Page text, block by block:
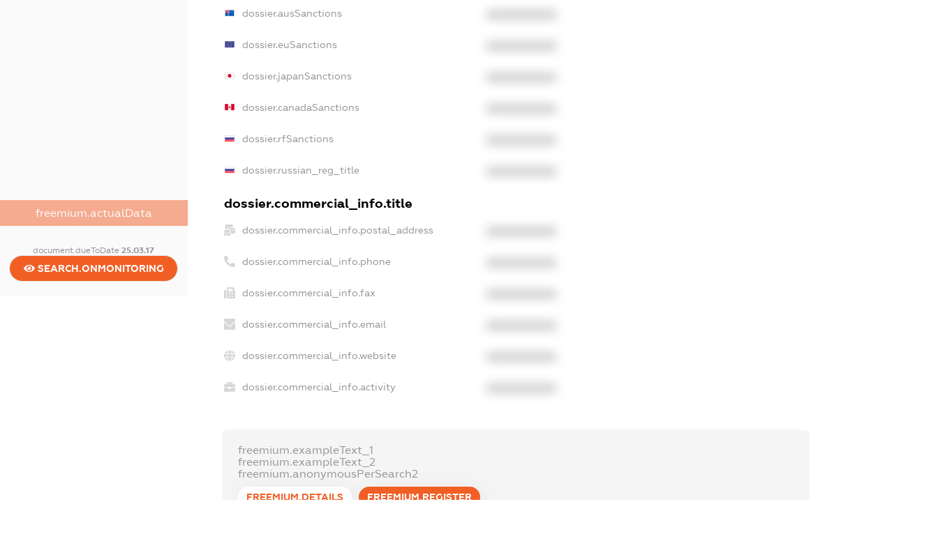
freemium.actualData
document.dueToDate25.03.17
SEARCH.ONMONITORING
dossier.ausSanctions
dossier.euSanctions
dossier.japanSanctions
dossier.canadaSanctions
dossier.rfSanctions
dossier.russian_reg_title
dossier.commercial_info.title
dossier.commercial_info.postal_address
dossier.commercial_info.phone
dossier.commercial_info.fax
dossier.commercial_info.email
dossier.commercial_info.website
dossier.commercial_info.activity
freemium.exampleText_1
freemium.exampleText_2
freemium.anonymousPerSearch2
FREEMIUM.DETAILS FREEMIUM.REGISTER